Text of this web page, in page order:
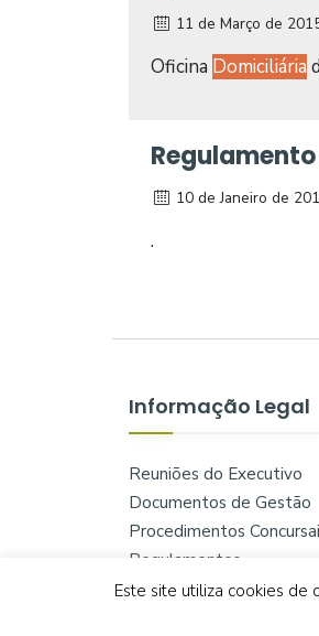
11 de Março de
Oficina Domiciliária
10 de Janeiro de
.
Informação Legal
Reuniões do Executivo
Documentos de Gestão
Procedimentos
Regulamentos
Documentos Políticos
Este site utiliza cookies de